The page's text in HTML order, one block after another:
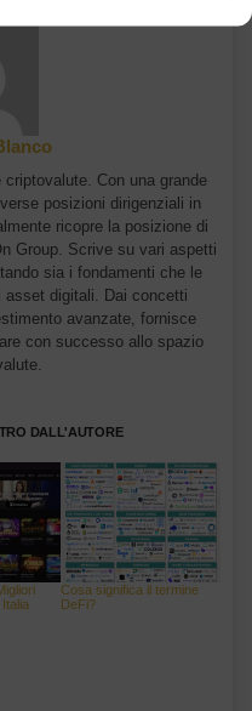
Con una grande
posizioni dirigenziali in
ricopre la posizione di
Group. Scrive su vari aspetti
sia i fondamenti che le
asset digitali. Dai concetti
avanzate, fornisce
con successo allo spazio
DALL'AUTORE
Cosa significa il termine
DeFi?